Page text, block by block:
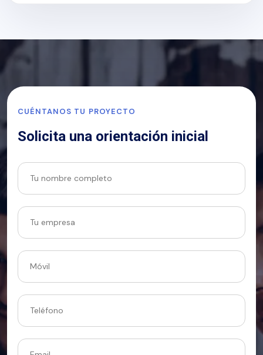
CUÉNTANOS TU PROYECTO
Solicita una orientación inicial